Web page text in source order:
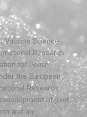
Vaccine Science
Research
for Polish
the European
Research
of joint
and an